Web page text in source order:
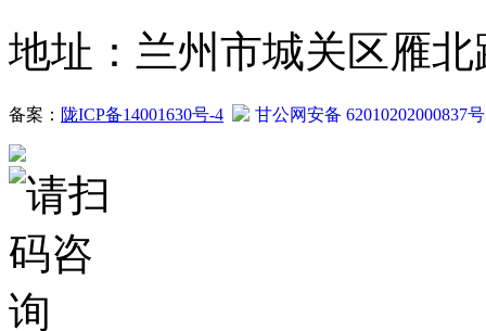
地址：兰州市城关区雁北
备案： 陇ICP备14001630号-4 甘公网安备 62010202000837号